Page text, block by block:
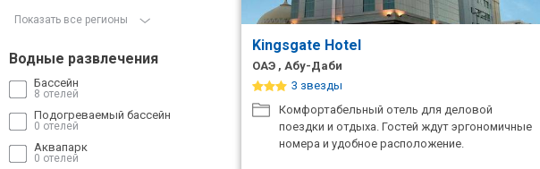
Показать все регионы
Водные развлечения
Бассейн
8 отелей
Подогреваемый бассейн
0 отелей
Аквапарк
0 отелей
Kingsgate Hotel
ОАЭ , Абу-Даби
3 звезды
Комфортабельный отель для деловой
поездки и отдыха. Гостей ждут эргономичные
номера и удобное расположение.